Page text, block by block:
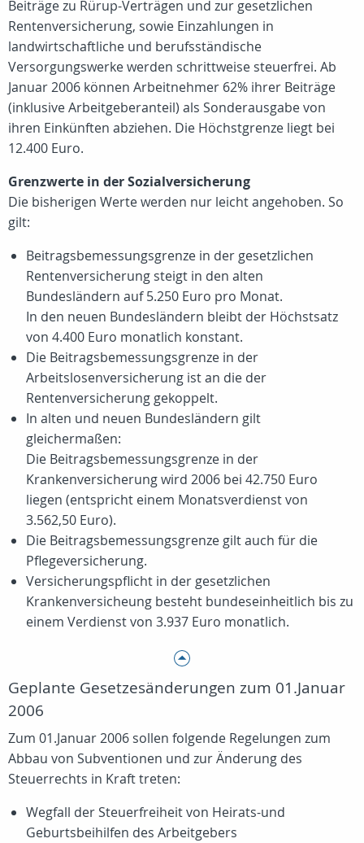
Beiträge zu Rürup-Verträgen und zur gesetzlichen
Rentenversicherung, sowie Einzahlungen in
landwirtschaftliche und berufsständische
Versorgungswerke werden schrittweise steuerfrei. Ab
Januar 2006 können Arbeitnehmer 62% ihrer Beiträge
(inklusive Arbeitgeberanteil) als Sonderausgabe von
ihren Einkünften abziehen. Die Höchstgrenze liegt bei
12.400 Euro.
Grenzwerte in der Sozialversicherung
Die bisherigen Werte werden nur leicht angehoben. So
gilt:
Beitragsbemessungsgrenze in der gesetzlichen
Rentenversicherung steigt in den alten
Bundesländern auf 5.250 Euro pro Monat.
In den neuen Bundesländern bleibt der Höchstsatz
von 4.400 Euro monatlich konstant.
Die Beitragsbemessungsgrenze in der
Arbeitslosenversicherung ist an die der
Rentenversicherung gekoppelt.
In alten und neuen Bundesländern gilt
gleichermaßen:
Die Beitragsbemessungsgrenze in der
Krankenversicherung wird 2006 bei 42.750 Euro
liegen (entspricht einem Monatsverdienst von
3.562,50 Euro).
Die Beitragsbemessungsgrenze gilt auch für die
Pflegeversicherung.
Versicherungspflicht in der gesetzlichen
Krankenversicheung besteht bundeseinheitlich bis zu
einem Verdienst von 3.937 Euro monatlich.
Geplante Gesetzesänderungen zum 01.Januar
2006
Zum 01.Januar 2006 sollen folgende Regelungen zum
Abbau von Subventionen und zur Änderung des
Steuerrechts in Kraft treten:
Wegfall der Steuerfreiheit von Heirats-und
Geburtsbeihilfen des Arbeitgebers